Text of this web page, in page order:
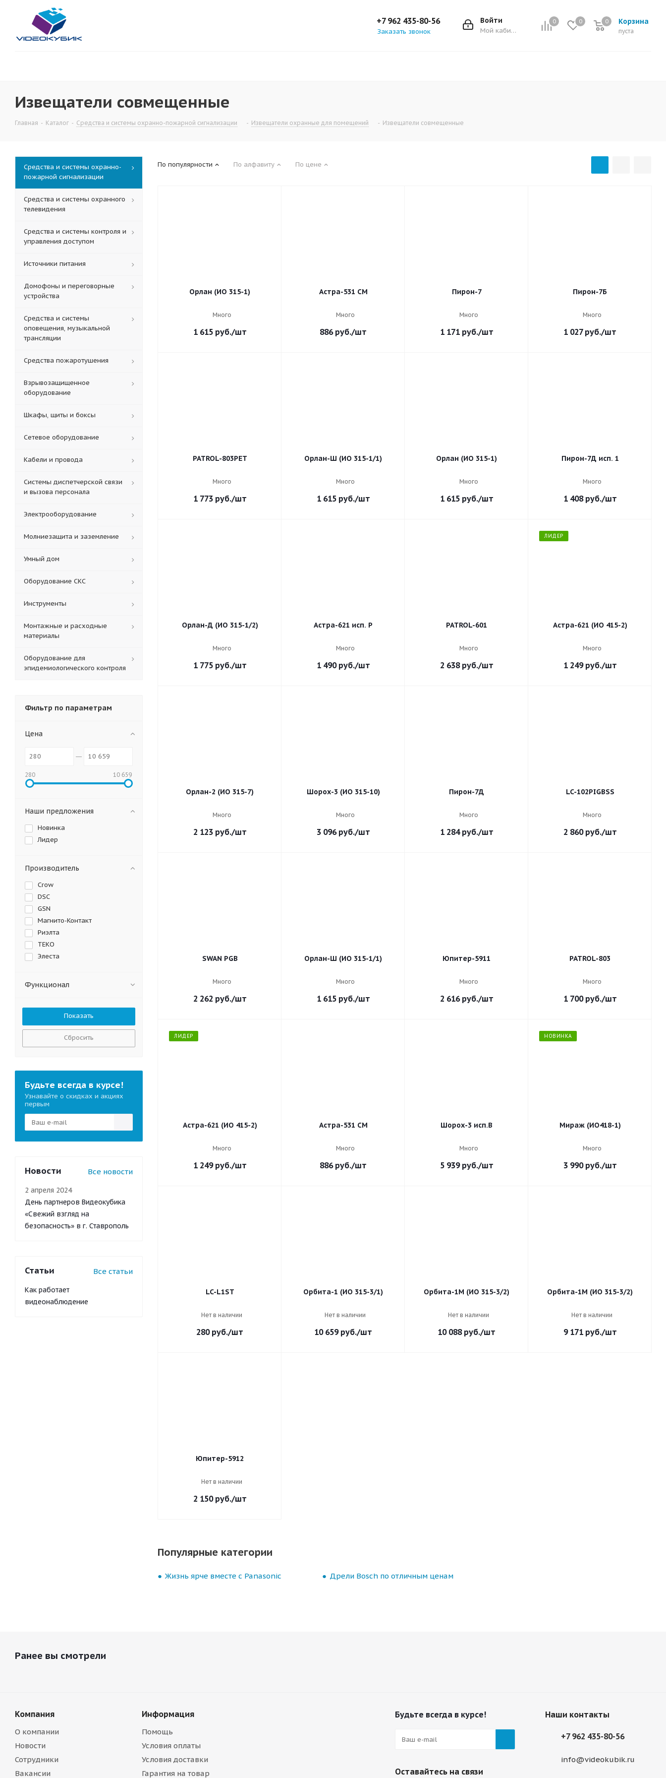
0 0 Корзина
0
пуста
0
Войти
Мой кабинет
+7 962 435-80-56
Заказать звонок
Извещатели совмещенные
Главная - Каталог - Средства и системы охранно-пожарной сигнализации - Извещатели охранные для помещений - Извещатели совмещенные
По популярности По алфавиту По цене
Орлан (ИО 315-1)
Много
1 615руб./шт
Астра-531 СМ
Много
886руб./шт
Пирон-7
Много
1 171руб./шт
Пирон-7Б
Много
1 027руб./шт
PATROL-803PET
Много
1 773руб./шт
Орлан-Ш (ИО 315-1/1)
Много
1 615руб./шт
Орлан (ИО 315-1)
Много
1 615руб./шт
Пирон-7Д исп. 1
Много
1 408руб./шт
Орлан-Д (ИО 315-1/2)
Много
1 775руб./шт
Астра-621 исп. Р
Много
1 490руб./шт
PATROL-601
Много
2 638руб./шт
ЛИДЕР
Астра-621 (ИО 415-2)
Много
1 249руб./шт
Орлан-2 (ИО 315-7)
Много
2 123руб./шт
Шорох-3 (ИО 315-10)
Много
3 096руб./шт
Пирон-7Д
Много
1 284руб./шт
LC-102PIGBSS
Много
2 860руб./шт
SWAN PGB
Много
2 262 руб./шт
Орлан-Ш (ИО 315-1/1)
Много
1 615руб./шт
Юпитер-5911
Много
2 616руб./шт
PATROL-803
Много
1 700руб./шт
ЛИДЕР
Астра-621 (ИО 415-2)
Много
1 249руб./шт
Астра-531 СМ
Много
886руб./шт
Шорох-3 исп.В
Много
5 939руб./шт
НОВИНКА
Мираж (ИО418-1)
Много
3 990руб./шт
LC-L1ST
Нет в наличии
280руб./шт
Орбита-1 (ИО 315-3/1)
Нет в наличии
10 659руб./шт
Орбита-1М (ИО 315-3/2)
Нет в наличии
10 088руб./шт
Орбита-1М (ИО 315-3/2)
Нет в наличии
9 171руб./шт
Юпитер-5912
Нет в наличии
2 150руб./шт
Популярные категории
Жизнь ярче вместе с Panasonic Дрели Bosch по отличным ценам
Средства и системы охранно-
пожарной сигнализации
Средства и системы охранного
телевидения
Средства и системы контроля и
управления доступом
Источники питания
Домофоны и переговорные
устройства
Средства и системы
оповещения, музыкальной
трансляции
Средства пожаротушения
Взрывозащищенное
оборудование
Шкафы, щиты и боксы
Сетевое оборудование
Кабели и провода
Системы диспетчерской связи
и вызова персонала
Электрооборудование
Молниезащита и заземление
Умный дом
Оборудование СКС
Инструменты
Монтажные и расходные
материалы
Оборудование для
эпидемиологического контроля
Фильтр по параметрам
Цена
280 10 659
Наши предложения
Новинка
Лидер
Производитель
Crow
DSC
GSN
Магнито-Контакт
Риэлта
ТЕКО
Элеста
Функционал
Сбросить
Будьте всегда в курсе!
Узнавайте о скидках и акциях
первым
Новости Все новости
2 апреля 2024
День партнеров Видеокубика
«Свежий взгляд на
безопасность» в г. Ставрополь
Статьи Все статьи
Как работает
видеонаблюдение
Ранее вы смотрели
Компания
О компании
Новости
Сотрудники
Вакансии
Информация
Помощь
Условия оплаты
Условия доставки
Гарантия на товар
Будьте всегда в курсе!
Оставайтесь на связи
Наши контакты
+7 962 435-80-56
info@videokubik.ru